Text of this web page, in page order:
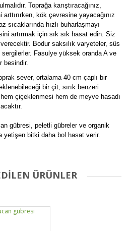
Toprağa karıştıracağınız,
kök çevresine yayacağınız
sıcaklarında hızlı buharlaşmayı
artırmak için sık sık hasat edin. Siz
Bodur saksılık varyeteler, süs
Fasulye yüksek oranda A ve
besindir.
sever, ortalama 40 cm çaplı bir
bir çit, sırık benzeri
çiçeklenmesi hem de meyve hasadı
gübresi, peletli gübreler ve organik
yetişen bitki daha bol hasat verir.
yorumu siz yapın!
Yorum Yaz
ÜRÜNLER